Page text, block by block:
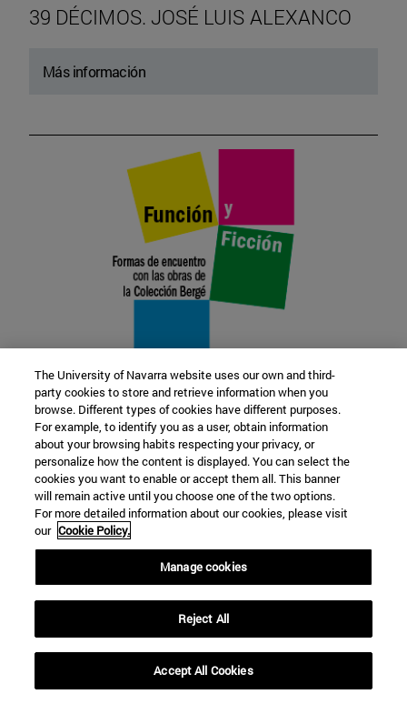
39 DÉCIMOS. JOSÉ LUIS ALEXANCO
Más información
22 SEP
FUNCIÓN Y FICCIÓN. Varios artistas
Más información
The University of Navarra website uses our own and third-
party cookies to store and retrieve information when you
browse. Different types of cookies have different purposes.
For example, to identify you as a user, obtain information
about your browsing habits respecting your privacy, or
personalize how the content is displayed. You can select the
cookies you want to enable or accept them all. This banner
will remain active until you choose one of the two options.
For more detailed information about our cookies, please visit
our Cookie Policy.
Manage cookies
Reject All
Accept All Cookies